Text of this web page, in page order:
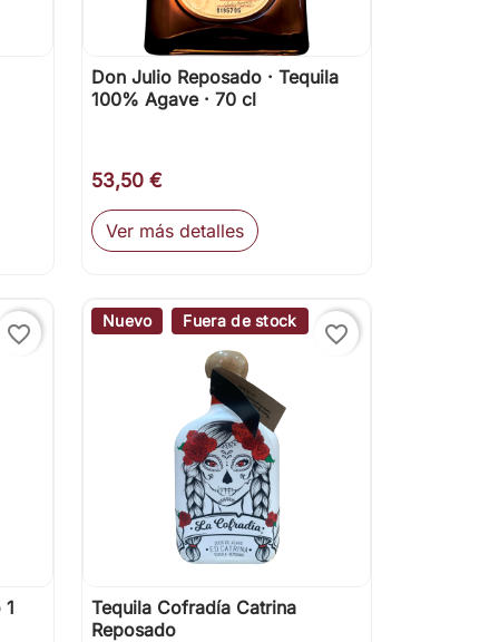
al carrito
 Vista rápida
Don Julio Reposado · Tequila
100% Agave · 70 cl
53,50 €
Ver más detalles
favorite_border
Nuevo Fuera de stock
favorite_border
 Vista rápida
Tequila Cofradía Catrina
Reposado